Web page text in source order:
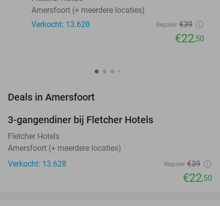
Amersfoort (+ meerdere locaties)
Verkocht: 13.628
Regulier €39
€22,50
Deals in Amersfoort
3-gangendiner bij Fletcher Hotels
Fletcher Hotels
Amersfoort (+ meerdere locaties)
Verkocht: 13.628
Regulier €39
€22,50